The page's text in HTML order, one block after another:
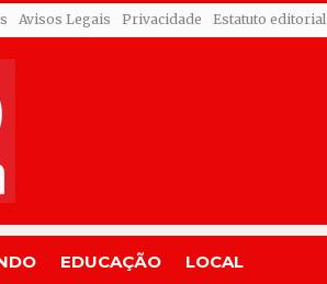
Avisos Legais Privacidade Estatuto editorial
EDUCAÇÃO LOCAL